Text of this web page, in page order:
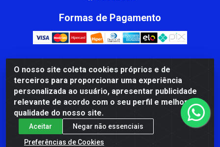
O nosso site coleta cookies próprios e de
terceiros para proporcionar uma experiência
personalizada ao usuário, apresentar publicidade
relevante de acordo com o seu perfil e melhorar a
qualidade do nosso site.
Aceitar
Negar não essenciais
Preferências de Cookies
Formas de Pagamento
CBP MACEDO COMERCIO PEÇAS LTDA Matriz - av Mauro
Miranda Madureira, 1249 - Coramara , Cachoeiro de
Itapemirim/ES - CEP 29.311-310 - CNPJ 00.502.680/0001-41